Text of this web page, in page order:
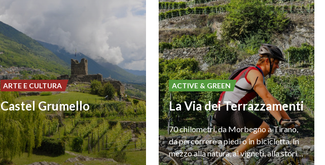
Castel Grumello
ARTE E CULTURA
La Via dei Terrazzamenti
70 chilometri, da Morbegno a Tirano,
da percorrere a piedi o in bicicletta. In
mezzo alla natura, ai vigneti, alla storia e all’arte
ACTIVE & GREEN